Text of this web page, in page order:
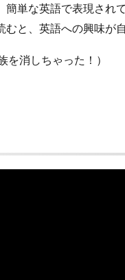
単な英語で表現され
と、英語への興味が
を消しちゃった！）